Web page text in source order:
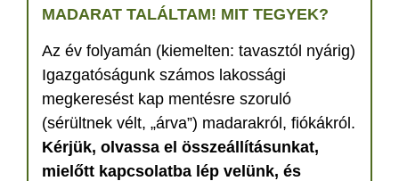
MADARAT TALÁLTAM! MIT TEGYEK?
Az év folyamán (kiemelten: tavasztól nyárig)
Igazgatóságunk számos lakossági
megkeresést kap mentésre szoruló
(sérültnek vélt, „árva”) madarakról, fiókákról.
Kérjük, olvassa el összeállításunkat,
mielőtt kapcsolatba lép velünk, és